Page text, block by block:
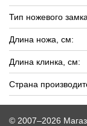
Тип ножевого
Длина ножа, см:
Длина клинка, см:
Страна
© 2007–2026